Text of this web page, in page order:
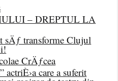
– DREPTUL LA
sÄƒ transforme Clujul
CrÄƒcea
actriÈ›a care a suferit